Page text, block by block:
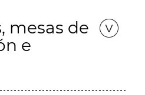
mesas de
e